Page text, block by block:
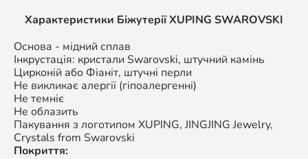
Характеристики БіжутеріїXUPING SWAROVSKI
Основа - мідний сплав
Інкрустація: кристали Swarovski, штучний камінь
Цирконій або Фіаніт, штучні перли
Не викликає алергії (гіпоалергенні)
Не темніє
Не облазить
Пакування з логотипом XUPING, JINGJING Jewelry,
Crystals from Swarovski
Покриття: